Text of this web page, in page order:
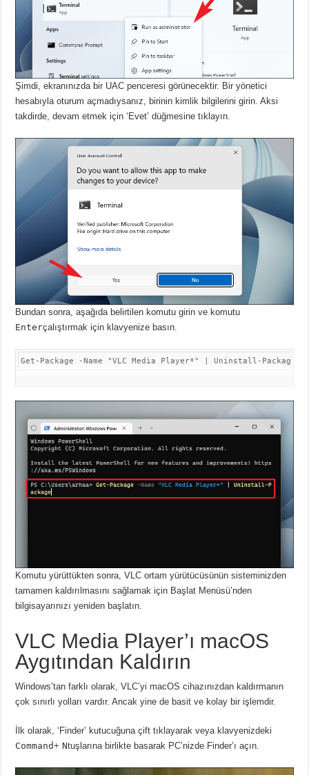
Şimdi, ekranınızda bir UAC penceresi görünecektir. Bir yönetici
hesabıyla oturum açmadıysanız, birinin kimlik bilgilerini girin.Aksi
takdirde, devam etmek için ‘Evet’ düğmesine tıklayın.
Bundan sonra, aşağıda belirtilen komutu girin ve komutu
Enterçalıştırmak için klavyenize basın.
Get-Package -Name "VLC Media Player*" | Uninstall-Package
Komutu yürüttükten sonra, VLC ortam yürütücüsünün sisteminizden
tamamen kaldırılmasını sağlamak için Başlat Menüsü’nden
bilgisayarınızı yeniden başlatın.
VLC Media Player’ı macOS
Aygıtından Kaldırın
Windows’tan farklı olarak, VLC’yi macOS cihazınızdan kaldırmanın
çok sınırlı yolları vardır.Ancak yine de basit ve kolay bir işlemdir.
İlk olarak, ‘Finder’ kutucuğuna çift tıklayarak veya klavyenizdeki
Command+Ntuşlarına birlikte basarak PC’nizde Finder’ı açın.